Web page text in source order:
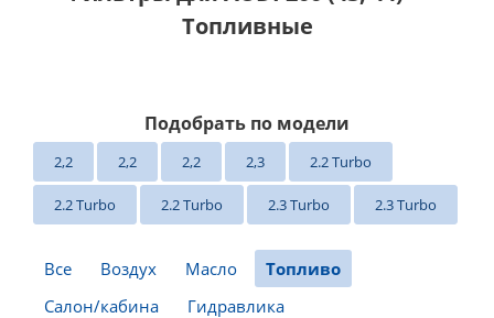
Топливные
Подобрать по модели
2,2 2,2 2,2 2,3 2.2 Turbo
2.2 Turbo 2.2 Turbo 2.3 Turbo 2.3 Turbo
Все Воздух Масло
Топливо
Салон/кабина
Гидравлика